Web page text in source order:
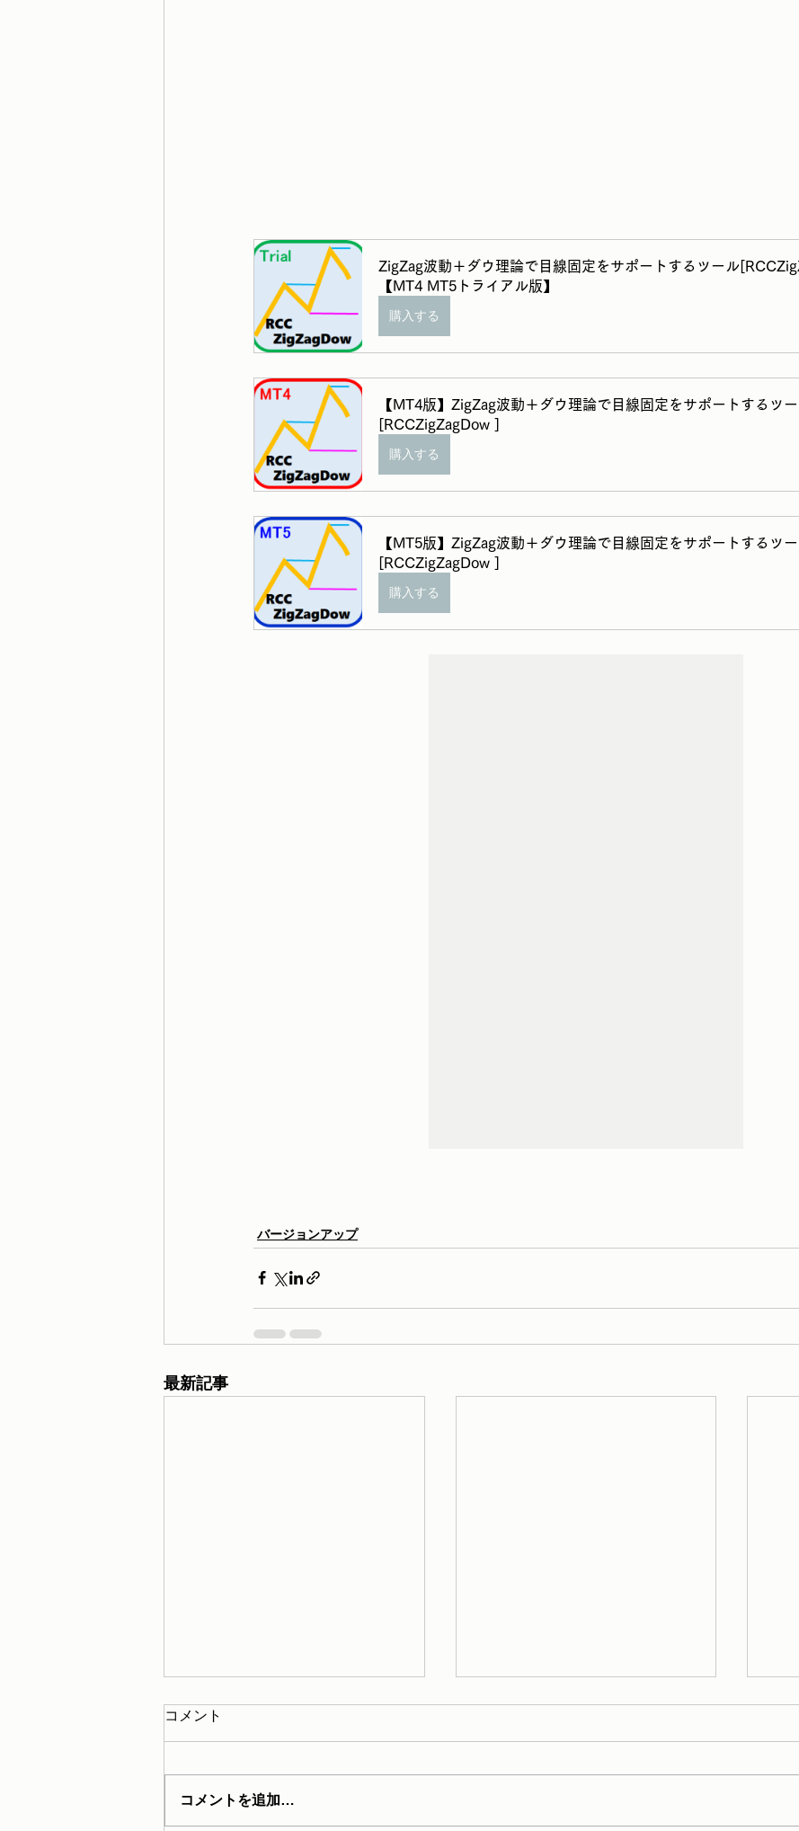
ZigZag波動＋ダウ理論で目線固定をサポートするツール
【MT4 MT5トライアル版】
購入する
【MT4版】ZigZag波動＋ダウ理論で目線固定をサポートするツ
[RCCZigZagDow ]
購入する
【MT5版】ZigZag波動＋ダウ理論で目線固定をサポートするツ
[RCCZigZagDow ]
購入する
バージョンアップ
最新記事
コメント
コメントを追加…